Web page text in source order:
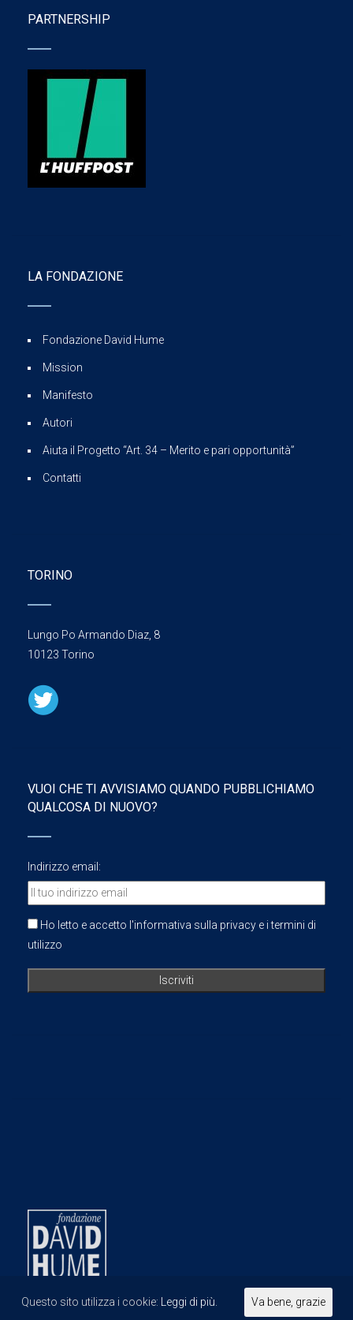
PARTNERSHIP
LA FONDAZIONE
Fondazione David Hume
Mission
Manifesto
Autori
Aiuta il Progetto “Art. 34 – Merito e pari opportunità”
Contatti
TORINO
Lungo Po Armando Diaz, 8
10123 Torino
VUOI CHE TI AVVISIAMO QUANDO PUBBLICHIAMO
QUALCOSA DI NUOVO?
Indirizzo email:
Ho letto e accetto l'informativa sulla privacy e i termini di
utilizzo
Questo sito utilizza i cookie: Leggi di più. Va bene, grazie